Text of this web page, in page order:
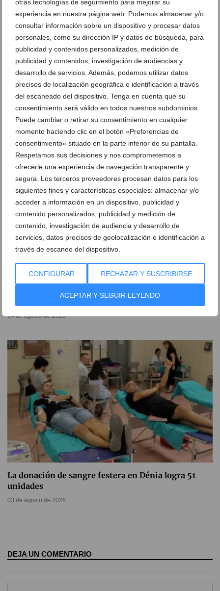
otras tecnologías de seguimiento para mejorar su
experiencia en nuestra página web. Podemos almacenar y/o
consultar información sobre un dispositivo y procesar datos
personales, como su dirección IP y datos de búsqueda, para
publicidad y contenidos personalizados, medición de
publicidad y contenidos, investigación de audiencias y
desarrollo de servicios. Además, podemos utilizar datos
precisos de localización geográfica e identificación a través
del escaneado del dispositivo. Tenga en cuenta que su
consentimiento será válido en todos nuestros subdominios.
Puede cambiar o retirar su consentimiento en cualquier
momento haciendo clic en el botón «Preferencias de
consentimiento» situado en la parte inferior de su pantalla.
Respetamos sus decisiones y nos comprometemos a
ofrecerle una experiencia de navegación transparente y
segura. Los terceros proveedores procesan datos para los
siguientes fines y características especiales: almacenar y/o
acceder a información en un dispositivo, publicidad y
contenido personalizados, publicidad y medición de
contenido, investigación de audiencia y desarrollo de
servicios, datos precisos de geolocalización e identificación a
través de escaneo del dispositivo.
CONFIGURAR RECHAZAR Y SUSCRIBIRSE
ACEPTAR Y SEGUIR LEYENDO
Recuerdos en lugar de vacíos: la propuesta de Dénia
para un ocio juvenil sin alcohol este agosto
04 de agosto de 2026
prisión al expolicía de Dénia que acosó al concejal
04 de agosto de 2026
La donación de sangre festera en Dénia logra 51
unidades
03 de agosto de 2026
DEJA UN COMENTARIO